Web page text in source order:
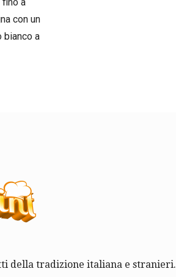
con un
bianco a
della tradizione italiana e stranieri.